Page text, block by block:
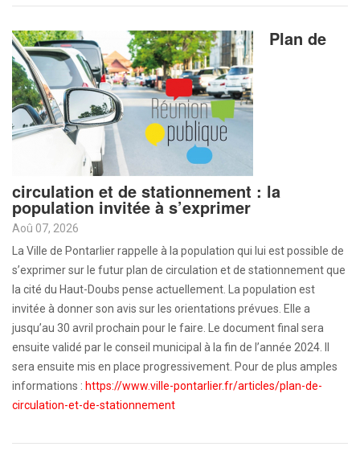
Plan de
circulation et de stationnement : la
population invitée à s’exprimer
Aoû 07, 2026
La Ville de Pontarlier rappelle à la population qui lui est possible de
s’exprimer sur le futur plan de circulation et de stationnement que
la cité du Haut-Doubs pense actuellement. La population est
invitée à donner son avis sur les orientations prévues. Elle a
jusqu’au 30 avril prochain pour le faire. Le document final sera
ensuite validé par le conseil municipal à la fin de l’année 2024. Il
sera ensuite mis en place progressivement. Pour de plus amples
informations : https://www.ville-pontarlier.fr/articles/plan-de-
circulation-et-de-stationnement